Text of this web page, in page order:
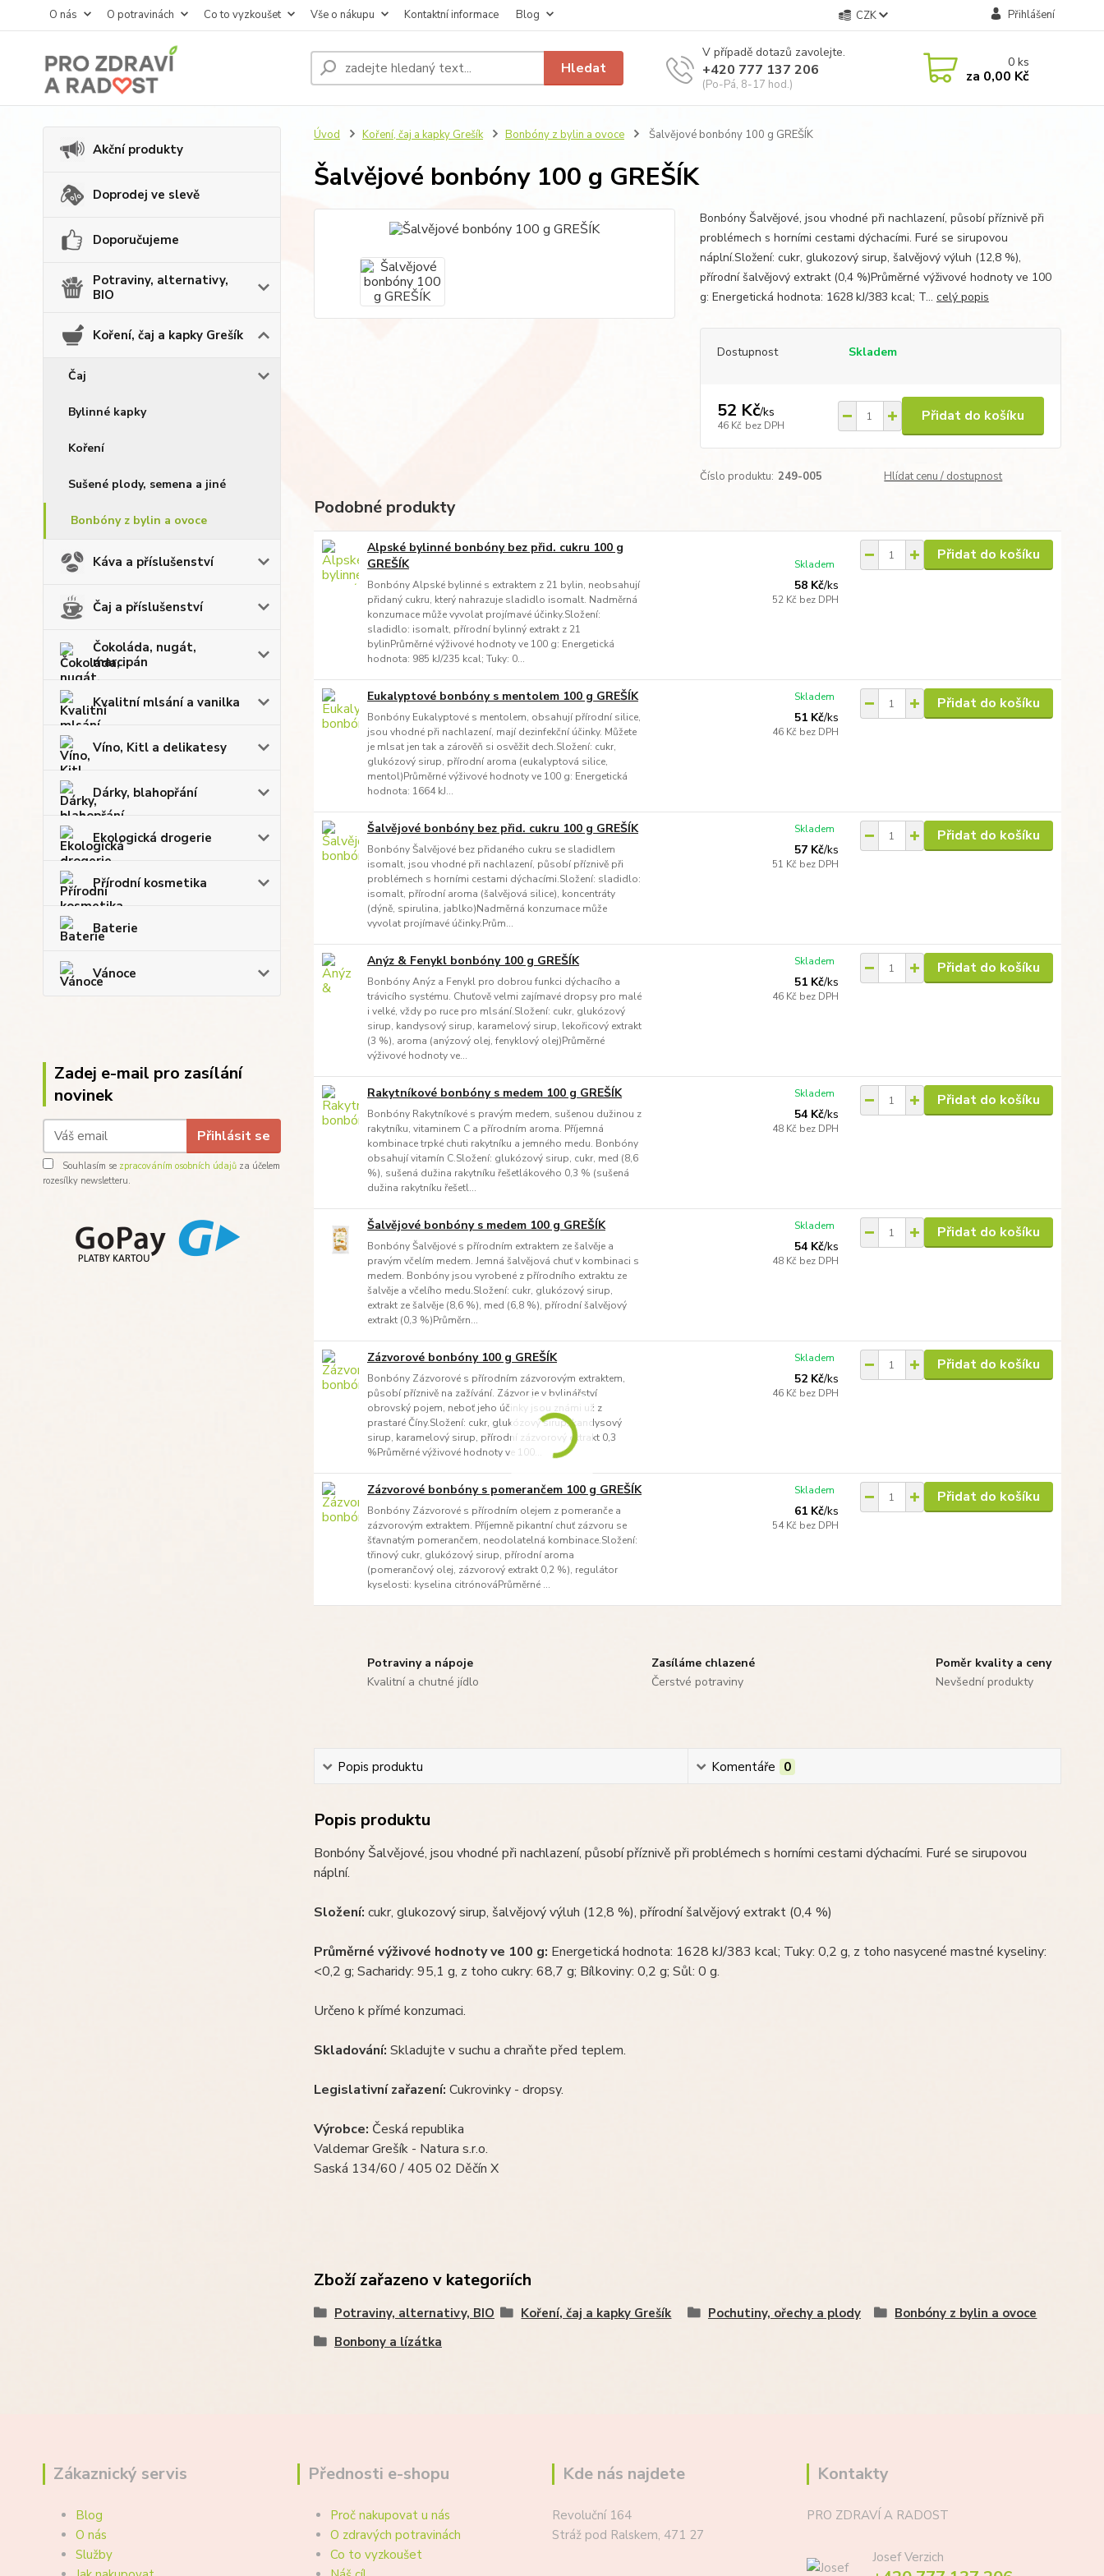
O nás O potravinách Co to vyzkoušet Vše o nákupu Kontaktní informace Blog CZK Přihlášení
Hledat
V případě dotazů zavolejte.
+420 777 137 206
(Po-Pá, 8-17 hod.)
0ks
za 0,00 Kč
Akční produkty
Doprodej ve slevě
Doporučujeme
Potraviny, alternativy,
BIO
Koření, čaj a kapky Grešík
Čaj
Bylinné kapky
Koření
Sušené plody, semena a jiné
Bonbóny z bylin a ovoce
Káva a příslušenství
Čaj a příslušenství
Čokoláda, nugát,
marcipán
Kvalitní mlsání a vanilka
Víno, Kitl a delikatesy
Dárky, blahopřání
Ekologická drogerie
Přírodní kosmetika
Baterie
Vánoce
Zadej e-mail pro zasílání
novinek
Přihlásit se
Souhlasím se zpracováním osobních údajů za účelem
rozesílky newsletteru.
Úvod Koření, čaj a kapky Grešík Bonbóny z bylin a ovoce Šalvějové bonbóny 100 g GREŠÍK
Šalvějové bonbóny 100 g GREŠÍK
Bonbóny Šalvějové, jsou vhodné při nachlazení, působí příznivě při
problémech s horními cestami dýchacími. Furé se sirupovou
náplní.Složení: cukr, glukozový sirup, šalvějový výluh (12,8 %),
přírodní šalvějový extrakt (0,4 %)Průměrné výživové hodnoty ve 100
g: Energetická hodnota: 1628 kJ/383 kcal; T... celý popis
Dostupnost Skladem
52 Kč/ks
46 Kč bez DPH
Přidat do košíku
Číslo produktu: 249-005 Hlídat cenu / dostupnost
Podobné produkty
Alpské bylinné bonbóny bez přid. cukru 100 g
GREŠÍK
Bonbóny Alpské bylinné s extraktem z 21 bylin, neobsahují
přidaný cukru, který nahrazuje sladidlo isomalt. Nadměrná
konzumace může vyvolat projímavé účinky.Složení:
sladidlo: isomalt, přírodní bylinný extrakt z 21
bylinPrůměrné výživové hodnoty ve 100 g: Energetická
hodnota: 985 kJ/235 kcal; Tuky: 0...
58 Kč/ks
52 Kč bez DPH
Skladem
Přidat do košíku
Eukalyptové bonbóny s mentolem 100 g GREŠÍK
Bonbóny Eukalyptové s mentolem, obsahují přírodní silice,
jsou vhodné při nachlazení, mají dezinfekční účinky. Můžete
je mlsat jen tak a zárověň si osvěžit dech.Složení: cukr,
glukózový sirup, přírodní aroma (eukalyptová silice,
mentol)Průměrné výživové hodnoty ve 100 g: Energetická
hodnota: 1664 kJ...
51 Kč/ks
46 Kč bez DPH
Skladem Přidat do košíku
Šalvějové bonbóny bez přid. cukru 100 g GREŠÍK
Bonbóny Šalvějové bez přidaného cukru se sladidlem
isomalt, jsou vhodné při nachlazení, působí příznivě při
problémech s horními cestami dýchacími.Složení: sladidlo:
isomalt, přírodní aroma (šalvějová silice), koncentráty
(dýně, spirulina, jablko)Nadměrná konzumace může
vyvolat projímavé účinky.Prům...
57 Kč/ks
51 Kč bez DPH
Skladem Přidat do košíku
Anýz & Fenykl bonbóny 100 g GREŠÍK
Bonbóny Anýz a Fenykl pro dobrou funkci dýchacího a
trávicího systému. Chuťově velmi zajímavé dropsy pro malé
i velké, vždy po ruce pro mlsání.Složení: cukr, glukózový
sirup, kandysový sirup, karamelový sirup, lekořicový extrakt
(3 %), aroma (anýzový olej, fenyklový olej)Průměrné
výživové hodnoty ve...
51 Kč/ks
46 Kč bez DPH
Skladem Přidat do košíku
Rakytníkové bonbóny s medem 100 g GREŠÍK
Bonbóny Rakytníkové s pravým medem, sušenou dužinou z
rakytníku, vitaminem C a přírodním aroma. Příjemná
kombinace trpké chuti rakytníku a jemného medu. Bonbóny
obsahují vitamín C.Složení: glukózový sirup, cukr, med (8,6
%), sušená dužina rakytníku řešetlákového 0,3 % (sušená
dužina rakytníku řešetl...
54 Kč/ks
48 Kč bez DPH
Skladem Přidat do košíku
Šalvějové bonbóny s medem 100 g GREŠÍK
Bonbóny Šalvějové s přírodním extraktem ze šalvěje a
pravým včelím medem. Jemná šalvějová chuť v kombinaci s
medem. Bonbóny jsou vyrobené z přírodního extraktu ze
šalvěje a včelího medu.Složení: cukr, glukózový sirup,
extrakt ze šalvěje (8,6 %), med (6,8 %), přírodní šalvějový
extrakt (0,3 %)Průměrn...
54 Kč/ks
48 Kč bez DPH
Skladem Přidat do košíku
Zázvorové bonbóny 100 g GREŠÍK
Bonbóny Zázvorové s přírodním zázvorovým extraktem,
působí příznivě na zažívání. Zázvor je v bylinářství
obrovský pojem, neboť jeho účinky jsou známi už z
prastaré Číny.Složení: cukr, glukózový sirup, kandysový
sirup, karamelový sirup, přírodní zázvorový extrakt 0,3
%Průměrné výživové hodnoty ve 100...
52 Kč/ks
46 Kč bez DPH
Skladem Přidat do košíku
Zázvorové bonbóny s pomerančem 100 g GREŠÍK
Bonbóny Zázvorové s přírodním olejem z pomeranče a
zázvorovým extraktem. Příjemně pikantní chuť zázvoru se
šťavnatým pomerančem, neodolatelná kombinace.Složení:
třinový cukr, glukózový sirup, přírodní aroma
(pomerančový olej, zázvorový extrakt 0,2 %), regulátor
kyselosti: kyselina citrónováPrůměrné ...
61 Kč/ks
54 Kč bez DPH
Skladem Přidat do košíku
Potraviny a nápoje
Kvalitní a chutné jídlo
Zasíláme chlazené
Čerstvé potraviny
Poměr kvality a ceny
Nevšední produkty
Popis produktu Komentáře 0
Popis produktu
Bonbóny Šalvějové, jsou vhodné při nachlazení, působí příznivě při problémech s horními cestami dýchacími. Furé se sirupovou
náplní.
Složení: cukr, glukozový sirup, šalvějový výluh (12,8 %), přírodní šalvějový extrakt (0,4 %)
Průměrné výživové hodnoty ve 100 g: Energetická hodnota: 1628 kJ/383 kcal; Tuky: 0,2 g, z toho nasycené mastné kyseliny:
<0,2 g; Sacharidy: 95,1 g, z toho cukry: 68,7 g; Bílkoviny: 0,2 g; Sůl: 0 g.
Určeno k přímé konzumaci.
Skladování: Skladujte v suchu a chraňte před teplem.
Legislativní zařazení: Cukrovinky - dropsy.
Výrobce: Česká republika
Valdemar Grešík - Natura s.r.o.
Saská 134/60 / 405 02 Děčín X
Zboží zařazeno v kategoriích
Potraviny, alternativy, BIO Koření, čaj a kapky Grešík Pochutiny, ořechy a plody
Bonbóny z bylin a ovoce
Bonbony a lízátka
Zákaznický servis
Blog
O nás
Služby
Přednosti e-shopu
Proč nakupovat u nás
O zdravých potravinách
Co to vyzkoušet
Kde nás najdete
Revoluční 164
Stráž pod Ralskem, 471 27
Kontakty
PRO ZDRAVÍ A RADOST
Josef Verzich